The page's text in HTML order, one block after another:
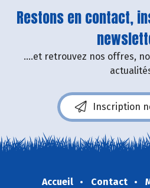
Restons en contact,
....et retrouvez nos offres,
Inscription
Accueil Contact